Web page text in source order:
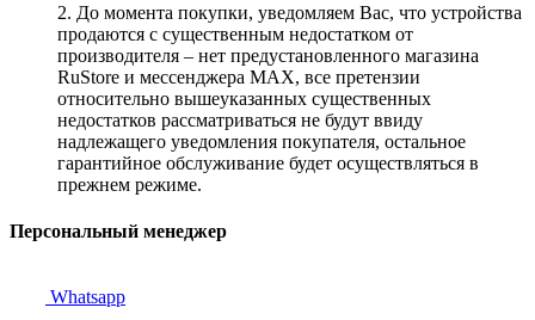
2. До момента покупки, уведомляем Вас, что устройства
продаются с существенным недостатком от
производителя – нет предустановленного магазина
RuStore и мессенджера MAX, все претензии
относительно вышеуказанных существенных
недостатков рассматриваться не будут ввиду
надлежащего уведомления покупателя, остальное
гарантийное обслуживание будет осуществляться в
прежнем режиме.
Персональный менеджер
Whatsapp